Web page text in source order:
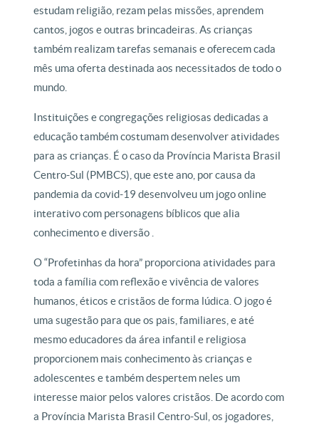
estudam religião, rezam pelas missões, aprendem
cantos, jogos e outras brincadeiras. As crianças
também realizam tarefas semanais e oferecem cada
mês uma oferta destinada aos necessitados de todo o
mundo.
Instituições e congregações religiosas dedicadas a
educação também costumam desenvolver atividades
para as crianças. É o caso da Província Marista Brasil
Centro-Sul (PMBCS), que este ano, por causa da
pandemia da covid-19 desenvolveu um jogo online
interativo com personagens bíblicos que alia
conhecimento e diversão .
O “Profetinhas da hora” proporciona atividades para
toda a família com reflexão e vivência de valores
humanos, éticos e cristãos de forma lúdica. O jogo é
uma sugestão para que os pais, familiares, e até
mesmo educadores da área infantil e religiosa
proporcionem mais conhecimento às crianças e
adolescentes e também despertem neles um
interesse maior pelos valores cristãos. De acordo com
a Província Marista Brasil Centro-Sul, os jogadores,